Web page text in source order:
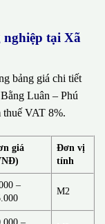
nghiệp tại Xã
bảng giá chi tiết
Luân – Phú
thuế VAT 8%.
giá
Đơn vị
tính
–
M2